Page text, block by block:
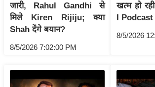
ली
वु
ड
फि
स
जारी, Rahul Gandhi से
मिले Kiren Rijiju; क्या
Shah देंगे बयान?
8/5/2026 7:02:00 PM
खत्म हो
I Podcast
8/5/2026